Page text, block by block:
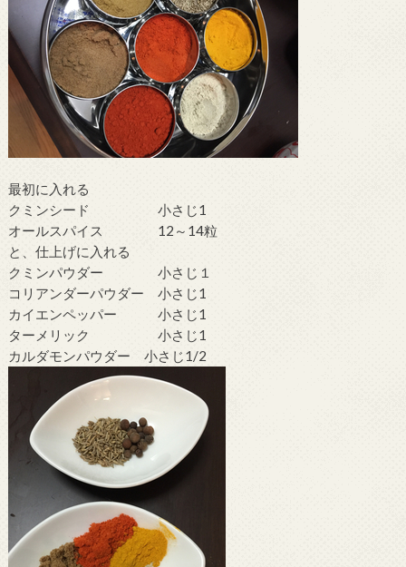
最初に入れる
クミンシード 小さじ1
オールスパイス 12～14粒
と、仕上げに入れる
クミンパウダー 小さじ１
コリアンダーパウダー 小さじ1
カイエンペッパー 小さじ1
ターメリック 小さじ1
カルダモンパウダー 小さじ1/2